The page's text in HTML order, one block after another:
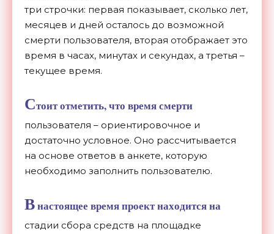
три строчки: первая показывает, сколько лет,
месяцев и дней осталось до возможной
смерти пользователя, вторая отображает это
время в часах, минутах и секундах, а третья –
текущее время.
Стоит отметить, что время смерти
пользователя – ориентировочное и
достаточно условное. Оно рассчитывается
на основе ответов в анкете, которую
необходимо заполнить пользователю.
Внастоящее время проект находится на
стадии сбора средств на площадке